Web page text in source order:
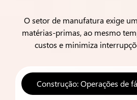
O setor de manufatura exige
matérias-primas, ao mesmo
custos e minimiza
Construção: Operações de